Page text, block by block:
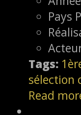
Pays
Tags:
sélection
Read